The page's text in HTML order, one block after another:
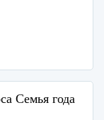
Семья года